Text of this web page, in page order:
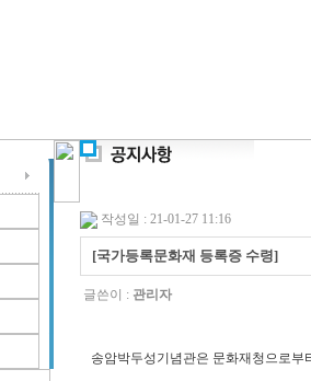
작성일 : 21-01-27 11:16
[국가등록문화재 등록증 수령]
글쓴이 : 관리자
송암박두성기념관은 문화재청으로